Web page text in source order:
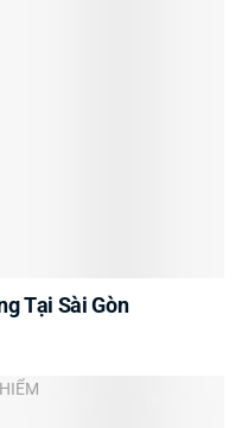
Tại Sài Gòn